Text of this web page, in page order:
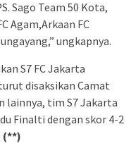
Sago Team 50 Kota,
Agam,Arkaan FC
ungkapnya.
S7 FC Jakarta
disaksikan Camat
lainnya, tim S7 Jakarta
Finalti dengan skor 4-2
(**)